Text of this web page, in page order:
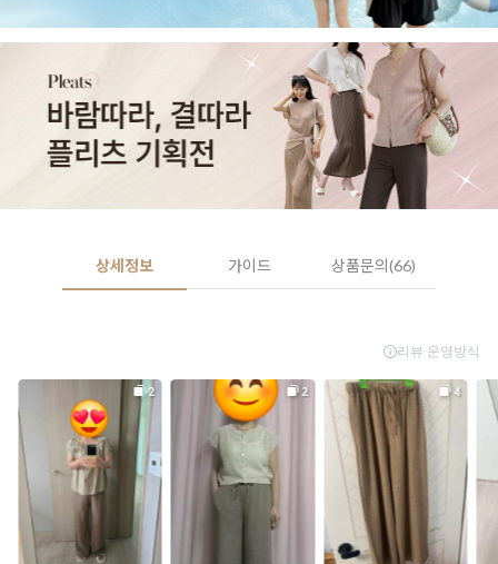
상세정보 가이드 상품문의(66)